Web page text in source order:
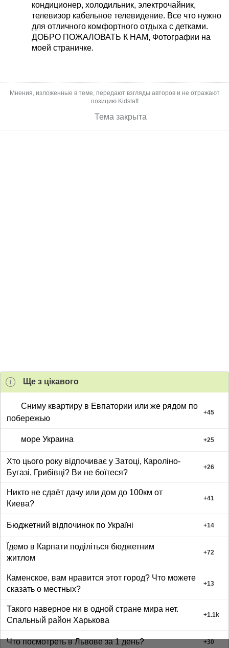
кондиционер, холодильник, электрочайник,
телевизор кабельное телевидение. Все что нужно
для отличного комфортного отдыха с детками.
ДОБРО ПОЖАЛОВАТЬ К НАМ, Фотографии на
моей страничке.
Мнения, изложенные в теме, передают взгляды авторов и не отражают
позицию Kidstaff
Тема закрыта
Ще з цiкавого
Сниму квартиру в Евпатории или же рядом по
побережью
+45
море Украина +25
Хто цього року відпочиває у Затоці, Кароліно-
Бугазі, Грибівці? Ви не боїтеся?
+26
Никто не сдаёт дачу или дом до 100км от
Киева?
+41
Бюджетний відпочинок по Україні +14
Їдемо в Карпати поділіться бюджетним
житлом
+72
Каменское, вам нравится этот город? Что можете
сказать о местных?
+13
Такого наверное ни в одной стране мира нет.
Спальный район Харькова
+1.1k
Что посмотреть в Львове за 1 день? +30